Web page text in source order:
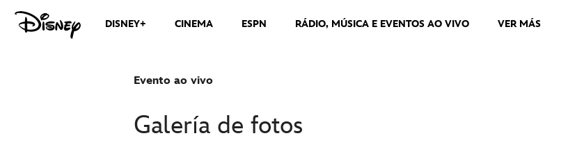
DISNEY+ CINEMA ESPN RÁDIO, MÚSICA E EVENTOS AO VIVO VER MÁS
Evento ao vivo
Galería de fotos